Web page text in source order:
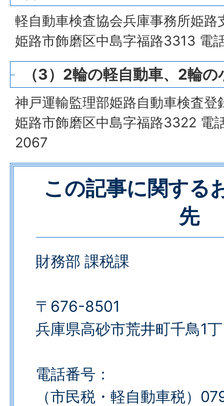
軽自動車検査協会兵庫事務所姫路
姫路市飾磨区中島字福路3313
（3）2輪の軽自動車、2輪
神戸運輸監理部姫路自動車検査登
姫路市飾磨区中島字福路3322
2067
この記事に関する
先
財務部 課税課
〒676-8501
兵庫県高砂市荒井町千鳥1
電話番号：
（市民税・軽自動車税）